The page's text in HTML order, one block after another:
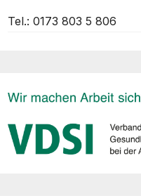
Tel.: 0173 803 5 806